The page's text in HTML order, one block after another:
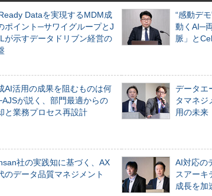
Dataを実現するMDM成
ポイント─サワイグループとJ
が示すデータドリブン経営の
“感動デ
動くAI─
脈」と
AI活用の成果を阻むものは何
が説く、部門最適からの
と業務プロセス再設計
データエ
タマネジ
用の未来
社の実践知に基づく、AX
のデータ品質マネジメント
AI対応の
スアーキ
成長を加